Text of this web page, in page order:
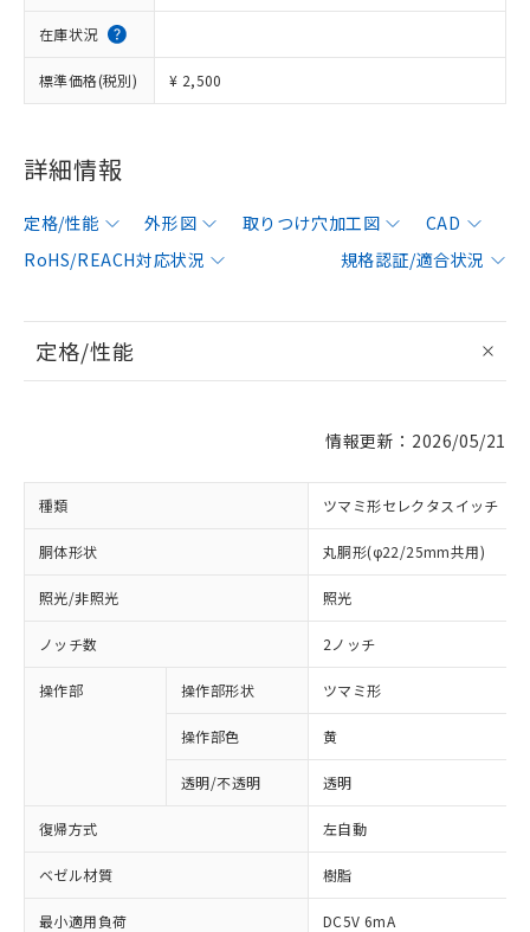
在庫状況
標準価格(税別) ¥ 2,500
詳細情報
定格/性能 外形図 取りつけ穴加工図
CAD
RoHS/REACH対応状況
規格認証/適合状況
定格/性能
情報更新：2026/05/21
種類 ツマミ形セレクタスイッチ
胴体形状 丸胴形(φ22/25mm共用)
照光/非照光 照光
ノッチ数 2ノッチ
操作部 操作部形状 ツマミ形
操作部色 黄
透明/不透明 透明
復帰方式 左自動
ベゼル材質 樹脂
最小適用負荷 DC5V 6mA